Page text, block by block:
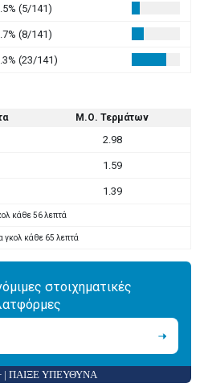
(5/141)
(8/141)
(23/141)
Μ.Ο. Τερμάτων
2.98
1.59
1.39
κάθε 56 λεπτά
γκολ κάθε 65 λεπτά
στοιχηματικές
| ΠΑΙΞΕ ΥΠΕΥΘΥΝΑ